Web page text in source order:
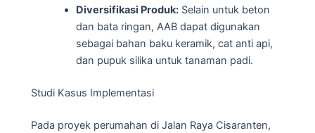
Diversifikasi Produk:Selain untuk beton
dan bata ringan, AAB dapat digunakan
sebagai bahan baku keramik, cat anti api,
dan pupuk silika untuk tanaman padi.
Studi Kasus Implementasi
Pada proyek perumahan di Jalan Raya Cisaranten,